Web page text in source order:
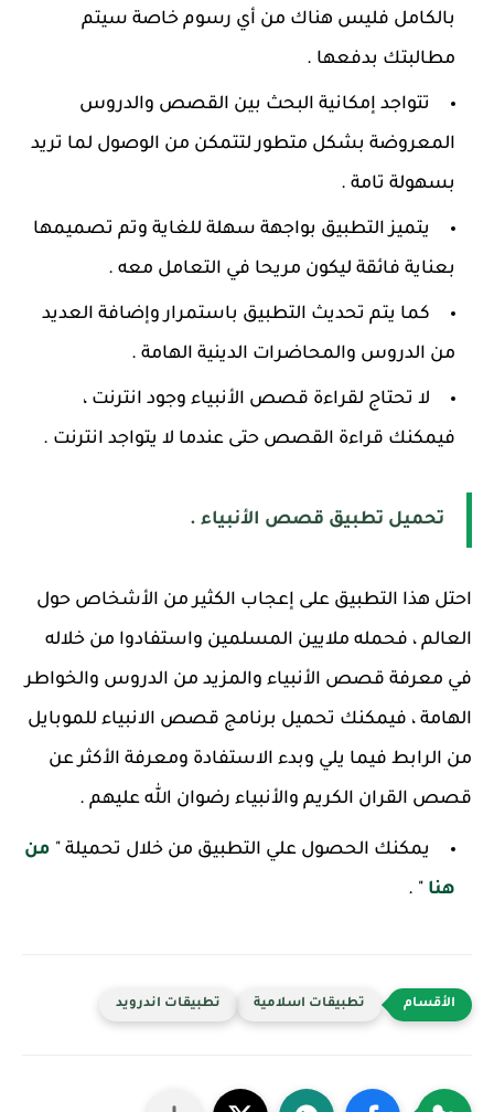
بالكامل فليس هناك من أي رسوم خاصة سيتم
مطالبتك بدفعها .
تتواجد إمكانية البحث بين القصص والدروس
المعروضة بشكل متطور لتتمكن من الوصول لما تريد
بسهولة تامة .
يتميز التطبيق بواجهة سهلة للغاية وتم تصميمها
بعناية فائقة ليكون مريحا في التعامل معه .
كما يتم تحديث التطبيق باستمرار وإضافة العديد
من الدروس والمحاضرات الدينية الهامة .
لا تحتاج لقراءة قصص الأنبياء وجود انترنت ،
فيمكنك قراءة القصص حتى عندما لا يتواجد انترنت .
تحميل تطبيق قصص الأنبياء .
احتل هذا التطبيق على إعجاب الكثير من الأشخاص حول
العالم ، فحمله ملايين المسلمين واستفادوا من خلاله
في معرفة قصص الأنبياء والمزيد من الدروس والخواطر
الهامة ، فيمكنك تحميل برنامج قصص الانبياء للموبايل
من الرابط فيما يلي وبدء الاستفادة ومعرفة الأكثر عن
قصص القران الكريم والأنبياء رضوان الله عليهم .
يمكنك الحصول علي التطبيق من خلال تحميلة " من
هنا " .
تطبيقات اسلامية تطبيقات اندرويد